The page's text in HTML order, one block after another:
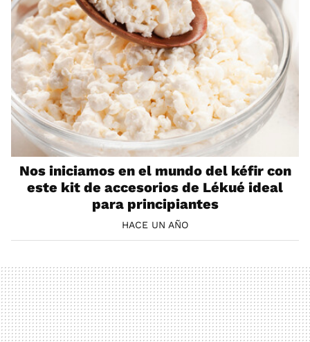
Nos iniciamos en el mundo del kéfir con
este kit de accesorios de Lékué ideal
para principiantes
HACE UN AÑO